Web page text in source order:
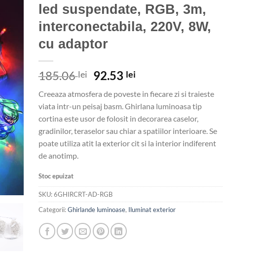
led suspendate, RGB, 3m,
interconectabila, 220V, 8W,
cu adaptor
185.06lei
Prețul
a
fost:
185.06 lei.
92.53 leiPrețul
este:
92.53 lei.
Creeaza atmosfera de poveste in fiecare zi si traieste
viata intr-un peisaj basm. Ghirlana luminoasa tip
cortina este usor de folosit in decorarea caselor,
gradinilor, teraselor sau chiar a spatiilor interioare. Se
poate utiliza atit la exterior cit si la interior indiferent
de anotimp.
Stoc epuizat
SKU:6GHIRCRT-AD-RGB
Categorii:Ghirlande luminoase, Iluminat exterior